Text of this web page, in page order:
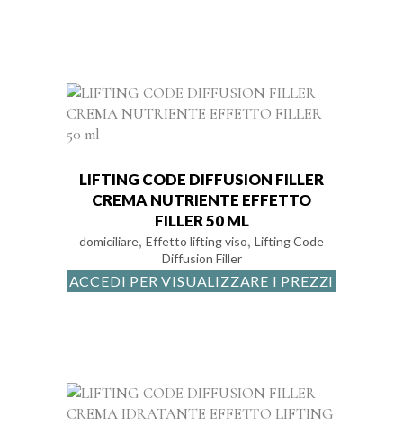
LIFTING CODE DIFFUSION FILLER
CREMA NUTRIENTE EFFETTO
FILLER 50 ML
domiciliare, Effetto lifting viso, Lifting Code
Diffusion Filler
ACCEDI PER VISUALIZZARE I PREZZI